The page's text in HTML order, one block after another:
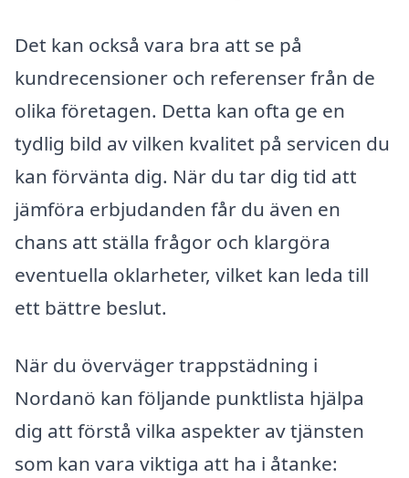
Det kan också vara bra att se på
kundrecensioner och referenser från de
olika företagen. Detta kan ofta ge en
tydlig bild av vilken kvalitet på servicen du
kan förvänta dig. När du tar dig tid att
jämföra erbjudanden får du även en
chans att ställa frågor och klargöra
eventuella oklarheter, vilket kan leda till
ett bättre beslut.
När du överväger trappstädning i
Nordanö kan följande punktlista hjälpa
dig att förstå vilka aspekter av tjänsten
som kan vara viktiga att ha i åtanke: